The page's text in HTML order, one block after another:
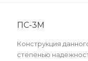
ПС-3М
Конструкция
степенью